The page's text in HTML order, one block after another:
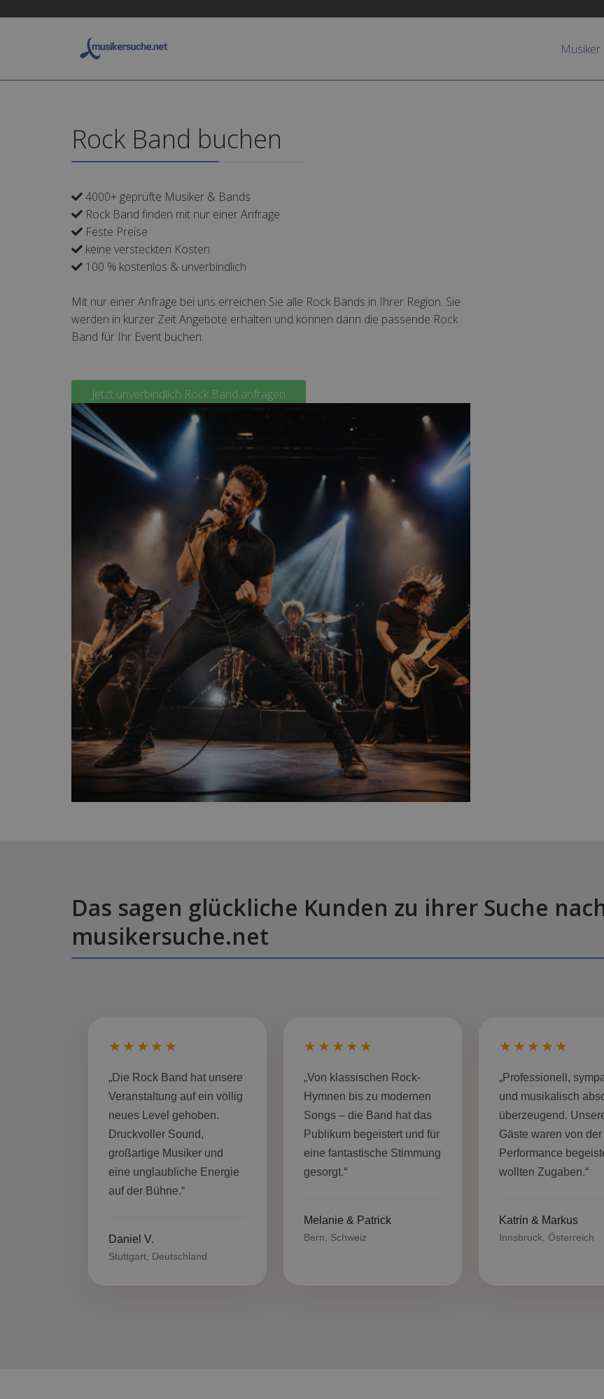
Musiker
Rock Band buchen
4000+ geprüfte Musiker & Bands
Rock Band finden mit nur einer Anfrage
Feste Preise
keine versteckten Kosten
100 % kostenlos & unverbindlich
Mit nur einer Anfrage bei uns erreichen Sie alle Rock Bands in Ihrer Region. Sie
werden in kurzer Zeit Angebote erhalten und können dann die passende Rock
Band für Ihr Event buchen.
Jetzt unverbindlich Rock Band anfragen
Das sagen glückliche Kunden zu ihrer Suche
musikersuche.net
★★★★★
„Die Rock Band hat unsere
Veranstaltung auf ein völlig
neues Level gehoben.
Druckvoller Sound,
großartige Musiker und
eine unglaubliche Energie
auf der Bühne.“
Daniel V.
Stuttgart, Deutschland
★★★★★
„Von klassischen Rock-
Hymnen bis zu modernen
Songs – die Band hat das
Publikum begeistert und für
eine fantastische Stimmung
gesorgt.“
Melanie & Patrick
Bern, Schweiz
★★★★★
„Professionell,
und musikalisch
überzeugend.
Gäste waren von
Performance
wollten Zugaben.“
Katrin & Markus
Innsbruck, Österreich